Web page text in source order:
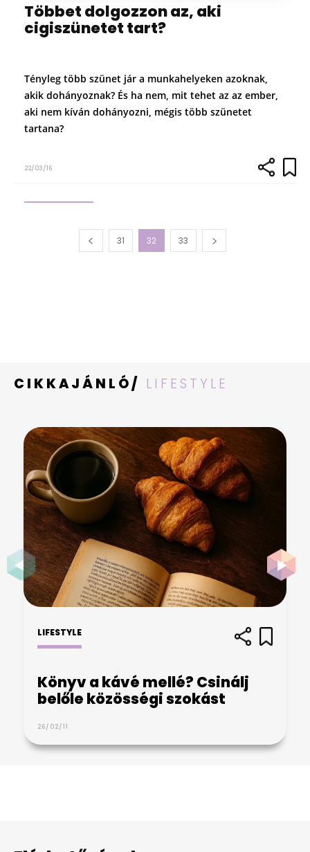
Többet dolgozzon az, aki
cigiszünetet tart?
Tényleg több szünet jár a munkahelyeken azoknak,
akik dohányoznak? És ha nem, mit tehet az az ember,
aki nem kíván dohányozni, mégis több szünetet
tartana?
22/03/16
31 32 33
CIKKAJÁNLÓ/ LIFESTYLE
LIFESTYLE
Könyv a kávé mellé? Csinálj
belőle közösségi szokást
26/02/11